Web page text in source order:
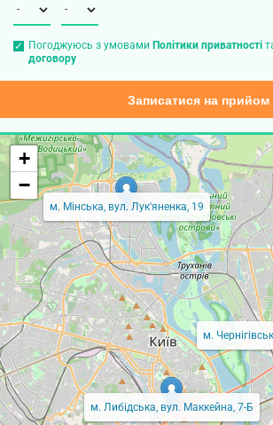
Погоджуюсь з умовами Політики приватності
договору
Записатися на прийом
м. Мінська, вул. Лук'яненка, 19
м. Либідська, вул. Маккейна, 7-Б
м.
+
−